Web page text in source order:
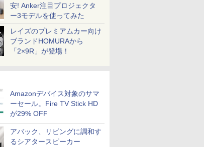
安! Anker注目プロジェクタ
ー3モデルを使ってみた
レイズのプレミアムカー向け
ブランドHOMURAから
「2×9R」が登場！
Amazonデバイス対象のサマ
ーセール。Fire TV Stick HD
が29% OFF
アバック、リビングに調和す
るシアタースピーカー